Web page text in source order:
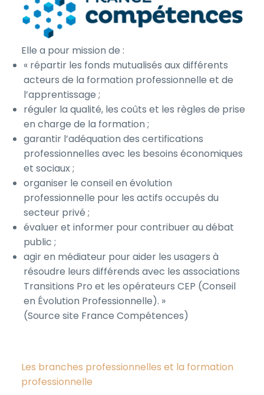
Elle a pour mission de :
« répartir les fonds mutualisés aux différents
acteurs de la formation professionnelle et de
l’apprentissage ;
réguler la qualité, les coûts et les règles de prise
en charge de la formation ;
garantir l’adéquation des certifications
professionnelles avec les besoins économiques
et sociaux ;
organiser le conseil en évolution
professionnelle pour les actifs occupés du
secteur privé ;
évaluer et informer pour contribuer au débat
public ;
agir en médiateur pour aider les usagers à
résoudre leurs différends avec les associations
Transitions Pro et les opérateurs CEP (Conseil
en Évolution Professionnelle). »
(Source site France Compétences)
Les branches professionnelles et la formation
professionnelle